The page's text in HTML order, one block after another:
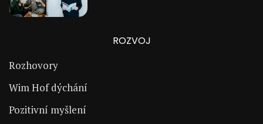
ROZVOJ
Rozhovory
Wim Hof dýchání
Pozitivní myšlení